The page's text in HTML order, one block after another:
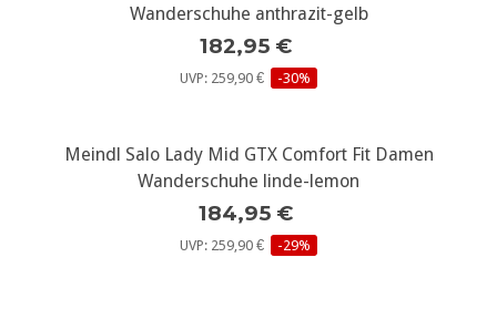
Wanderschuhe anthrazit-gelb
182,95 €
UVP: 259,90 € -30%
Meindl Salo Lady Mid GTX Comfort Fit Damen
Wanderschuhe linde-lemon
184,95 €
UVP: 259,90 € -29%